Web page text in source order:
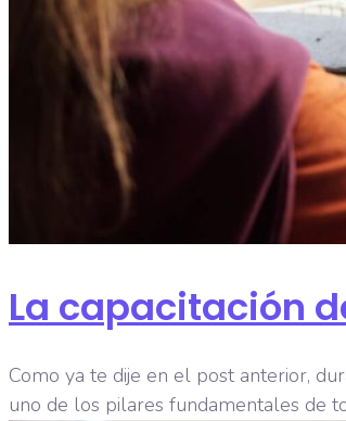
La capacitación
Como ya te dije en el post anterior,
uno de los pilares fundamentales de